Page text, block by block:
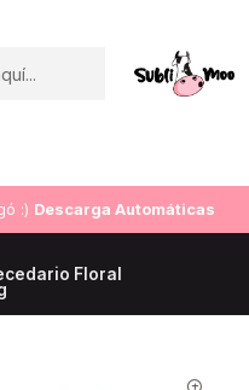
:) Descarga Automáticas
Floral